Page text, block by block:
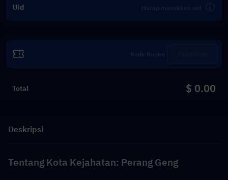
Uid
Total $ 0.00
Deskripsi
Tentang Kota Kejahatan: Perang Geng